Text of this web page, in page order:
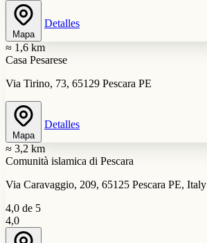
Mapa
Detalles
≈ 1,6 km
Casa Pesarese
Via Tirino, 73, 65129 Pescara PE
Mapa
Detalles
≈ 3,2 km
Comunità islamica di Pescara
Via Caravaggio, 209, 65125 Pescara PE, Italy
4,0 de 5
4,0